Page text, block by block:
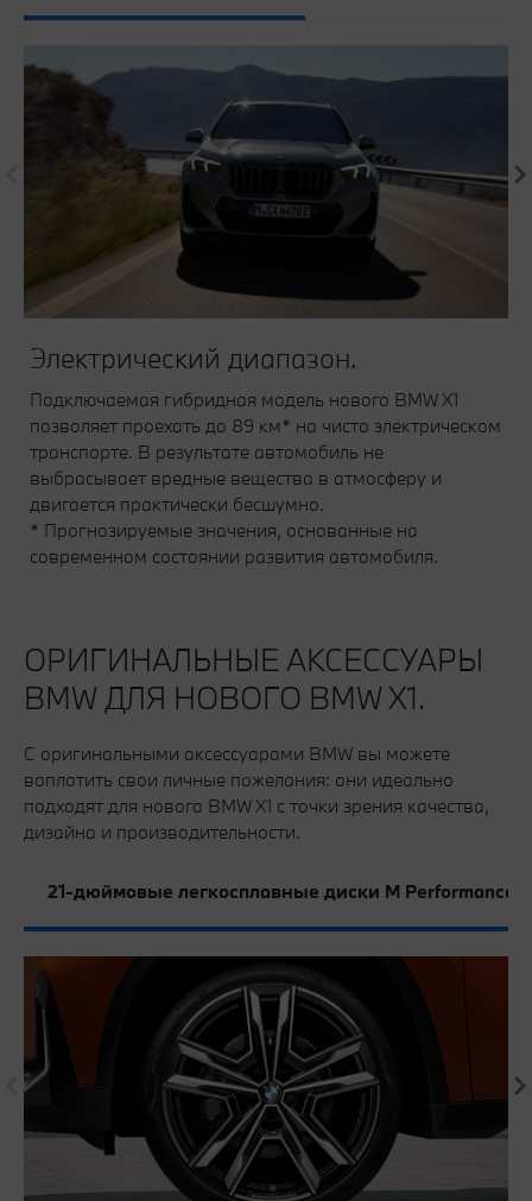
Электрический диапазон.
Подключаемая гибридная модель нового BMW X1
позволяет проехать до 89 км* на чисто электрическом
транспорте. В результате автомобиль не
выбрасывает вредные вещества в атмосферу и
двигается практически бесшумно.
* Прогнозируемые значения, основанные на
современном состоянии развития автомобиля.
ОРИГИНАЛЬНЫЕ АКСЕССУАРЫ
BMW ДЛЯ НОВОГО BMW X1.
С оригинальными аксессуарами BMW вы можете
воплотить свои личные пожелания: они идеально
подходят для нового BMW X1 с точки зрения качества,
дизайна и производительности.
21-дюймовые легкосплавные диски M Performance